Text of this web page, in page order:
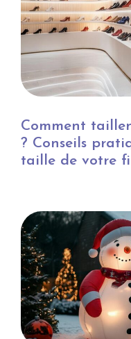
Comment
? Conseils
taille de votre